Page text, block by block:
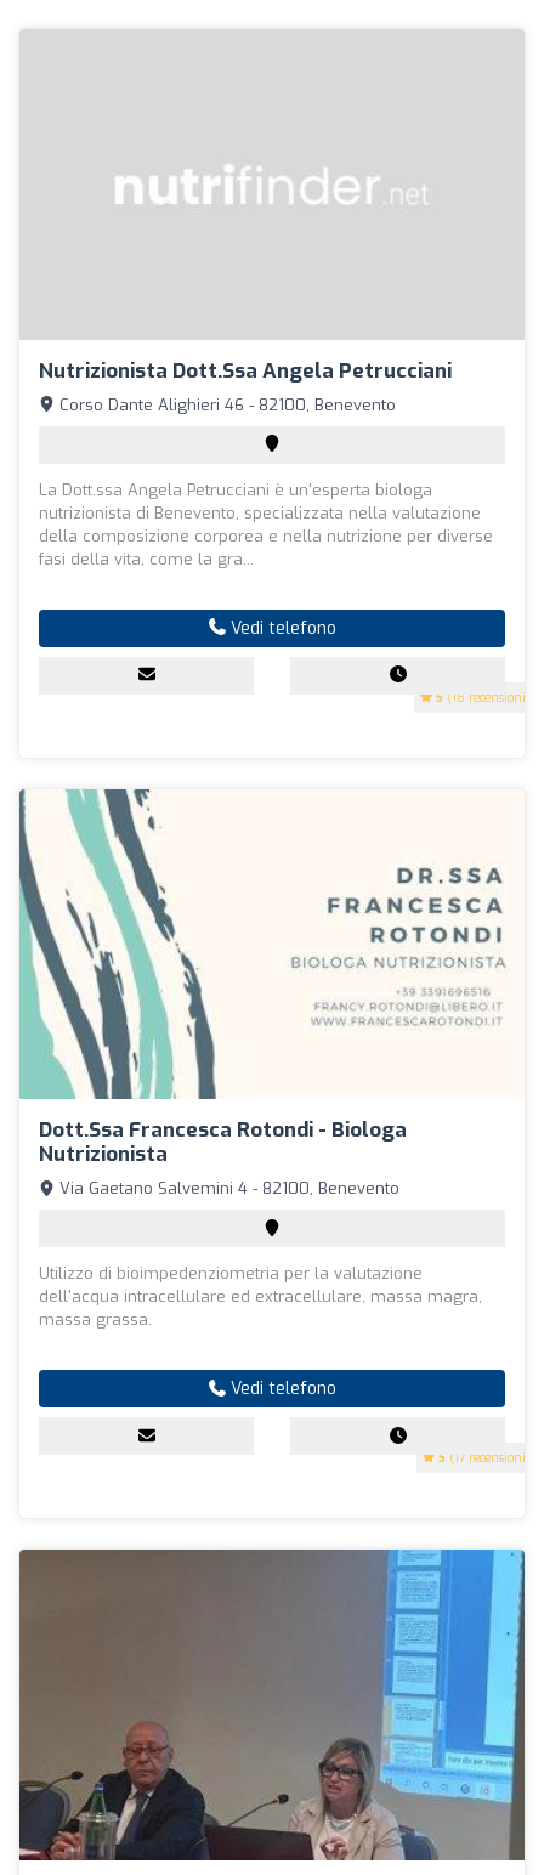
Nutrizionista Dott.ssa Angela Petrucciani
5 (18 recensioni)
Corso Dante Alighieri 46 - 82100, Benevento
La Dott.ssa Angela Petrucciani è un'esperta biologa
nutrizionista di Benevento, specializzata nella valutazione
della composizione corporea e nella nutrizione per diverse
fasi della vita, come la gra...
Vedi telefono
Dott.ssa Francesca Rotondi - Biologa
Nutrizionista
5 (17 recensioni)
Via Gaetano Salvemini 4 - 82100, Benevento
Utilizzo di bioimpedenziometria per la valutazione
dell'acqua intracellulare ed extracellulare, massa magra,
massa grassa.
Vedi telefono